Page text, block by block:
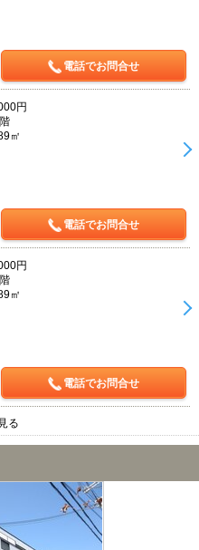
電話でお問合せ
円
㎡
電話でお問合せ
円
㎡
電話でお問合せ
る